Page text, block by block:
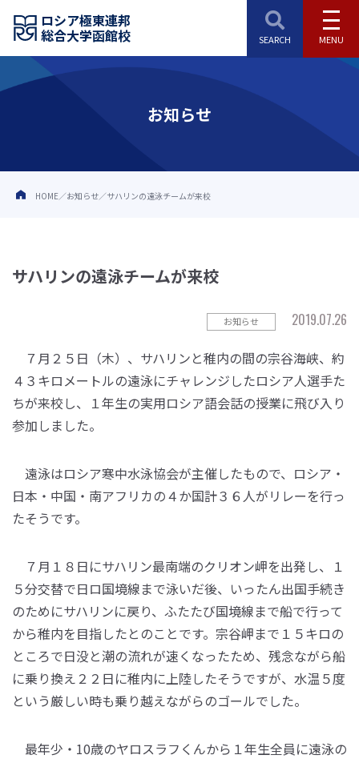
ロシア極東連邦
総合大学函館校
お知らせ
HOME お知らせ サハリンの遠泳チームが来校
サハリンの遠泳チームが来校
お知らせ
2019.07.26
７月２５日（木）、サハリンと稚内の間の宗谷海峡、約
４３キロメートルの遠泳にチャレンジしたロシア人選手た
ちが来校し、１年生の実用ロシア語会話の授業に飛び入り
参加しました。
遠泳はロシア寒中水泳協会が主催したもので、ロシア・
日本・中国・南アフリカの４か国計３６人がリレーを行っ
たそうです。
７月１８日にサハリン最南端のクリオン岬を出発し、１
５分交替で日ロ国境線まで泳いだ後、いったん出国手続き
のためにサハリンに戻り、ふたたび国境線まで船で行って
から稚内を目指したとのことです。宗谷岬まで１５キロの
ところで日没と潮の流れが速くなったため、残念ながら船
に乗り換え２２日に稚内に上陸したそうですが、水温５度
という厳しい時も乗り越えながらのゴールでした。
最年少・10歳のヤロスラフくんから１年生全員に遠泳の